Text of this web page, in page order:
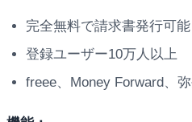
完全無料で請求書発行可能
登録ユーザー10万人以上
freee、Money Forward、